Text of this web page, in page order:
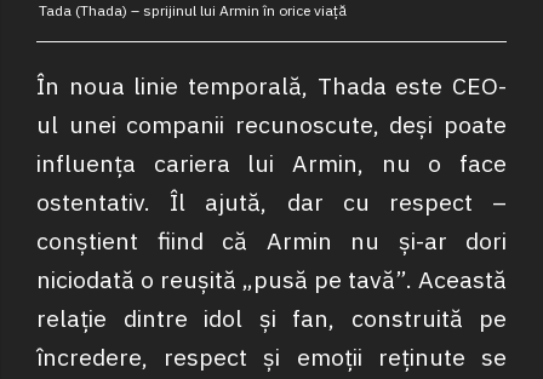
Tada (Thada) – sprijinul lui Armin în orice viață
În noua linie temporală, Thada este CEO-
ul unei companii recunoscute, deși poate
influența cariera lui Armin, nu o face
ostentativ. Îl ajută, dar cu respect –
conștient fiind că Armin nu și-ar dori
niciodată o reușită „pusă pe tavă”. Această
relație dintre idol și fan, construită pe
încredere, respect și emoții reținute se